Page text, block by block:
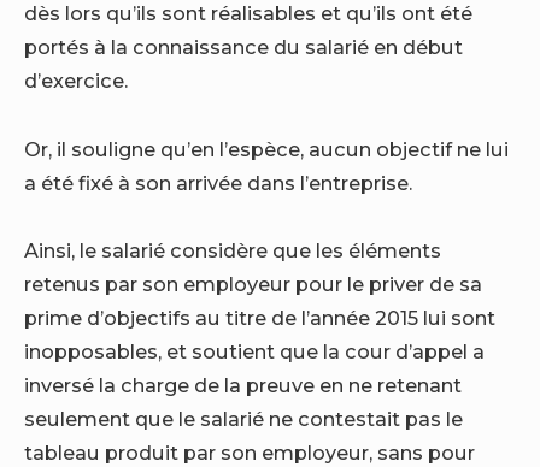
dès lors qu’ils sont réalisables et qu’ils ont été
portés à la connaissance du salarié en début
d’exercice.
Or, il souligne qu’en l’espèce, aucun objectif ne lui
a été fixé à son arrivée dans l’entreprise.
Ainsi, le salarié considère que les éléments
retenus par son employeur pour le priver de sa
prime d’objectifs au titre de l’année 2015 lui sont
inopposables, et soutient que la cour d’appel a
inversé la charge de la preuve en ne retenant
seulement que le salarié ne contestait pas le
tableau produit par son employeur, sans pour